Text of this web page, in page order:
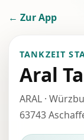
← Zur App
TANKZEIT
Aral
ARAL ·
63743